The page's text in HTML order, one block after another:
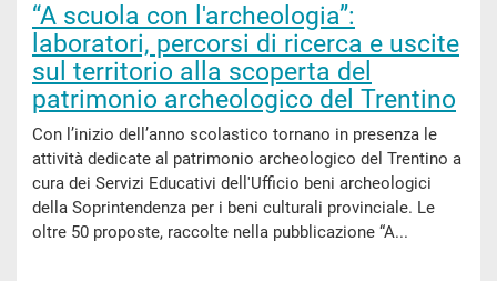
“A scuola con l'archeologia”:
laboratori, percorsi di ricerca e uscite
sul territorio alla scoperta del
patrimonio archeologico del Trentino
Con l’inizio dell’anno scolastico tornano in presenza le
attività dedicate al patrimonio archeologico del Trentino a
cura dei Servizi Educativi dell'Ufficio beni archeologici
della Soprintendenza per i beni culturali provinciale. Le
oltre 50 proposte, raccolte nella pubblicazione “A...